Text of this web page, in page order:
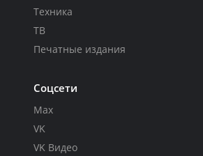
Техника
ТВ
Печатные издания
Соцсети
Max
VK
VK Видео